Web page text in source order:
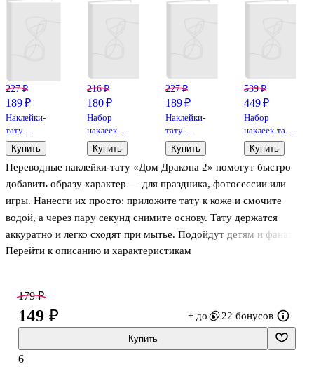
Переводные наклейки-тату «Дом Дракона 2» помогут быстро
добавить образу характер — для праздника, фотосессии или
игры. Нанести их просто: приложите тату к коже и смочите
водой, а через пару секунд снимите основу. Тату держатся
аккуратно и легко сходят при мытье. Подойдут детям и фанатам
вселенной Игра престолов, станут небольшим подарком или
Перейти к описанию и характеристикам
227 ₽
189 ₽
Наклейки-
тату
переводные
Гарри Поттер
110х200
Макси
Купить
216 ₽
180 ₽
Набор
наклеек
Genshin
Impact V1
Купить
227 ₽
189 ₽
Наклейки-
тату
переводные
Рик и Морти
110х200
Купить
539 ₽
449 ₽
Набор
наклеек-тату
5 листов,
210х148
(Киберпанк)
Купить
179 ₽
149 ₽ + до 22 бонусов
Купить
6